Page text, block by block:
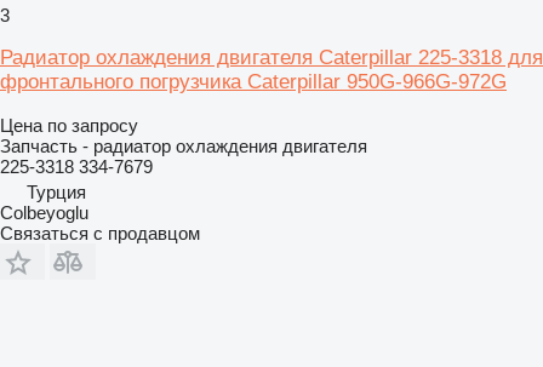
3
Радиатор охлаждения двигателя Caterpillar 225-3318 для
фронтального погрузчика Caterpillar 950G-966G-972G
Цена по запросу
Запчасть - радиатор охлаждения двигателя
225-3318 334-7679
Турция
Colbeyoglu
Связаться с продавцом